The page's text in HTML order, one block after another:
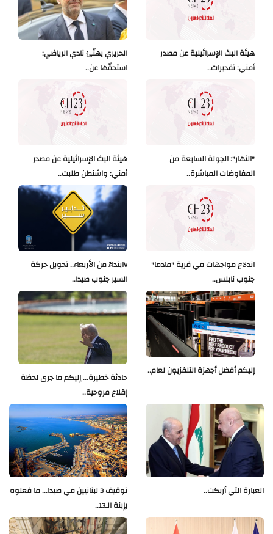
الحريري يهنّئ نادي الرياضي:
استحقّها عن..
هيئة البث الإسرائيلية عن مصدر
أمني: تقديرات..
هيئة البث الإسرائيلية عن مصدر
أمني: واشنطن طلبت..
"النهار": الجولة السابعة من
المفاوضات المباشرة..
Vابتداءً من الأربعاء.. تحويل حركة
السير جنوب صيدا..
اندلاع مواجهات في قرية "مادما"
جنوب نابلس..
حادثة خطيرة... إليكم ما جرى لحظة
إقلاع مروحية..
إليكم أفضل أجهزة التلفزيون لعام..
توقيف 3 لبنانيين في صيدا... ما فعلوه
بإبنة الـ13..
العبارة التي أربكت..